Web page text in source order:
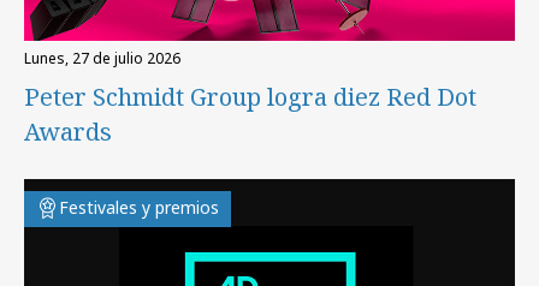
lunes, 27 de julio 2026
Peter Schmidt Group logra diez Red Dot
Awards
Festivales y premios